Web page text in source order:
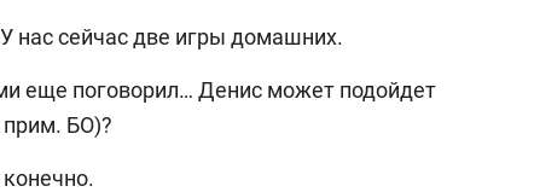
нас сейчас две игры домашних.
еще поговорил… Денис может подойдет
БО)?